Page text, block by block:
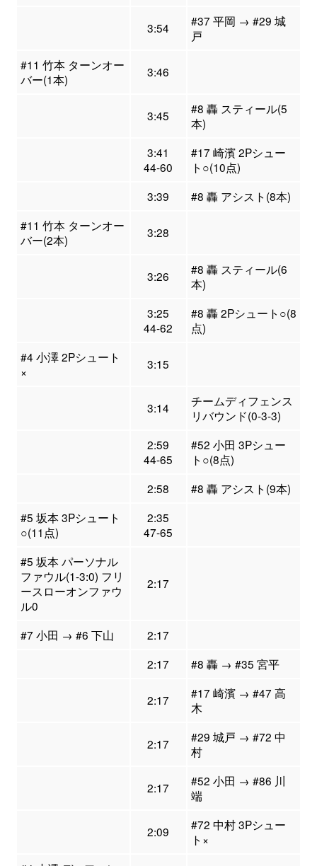
3:54
#37 平岡 → #29 城
戸
#11 竹本 ターンオー
バー(1本)
3:46
3:45
#8 轟 スティール(5
本)
3:41
44-60
#17 崎濱 2Pシュー
ト○(10点)
3:39
#8 轟 アシスト(8本)
#11 竹本 ターンオー
バー(2本)
3:28
3:26
#8 轟 スティール(6
本)
3:25
44-62
#8 轟 2Pシュート○(8
点)
#4 小澤 2Pシュート
×
3:15
3:14
チームディフェンス
リバウンド(0-3-3)
2:59
44-65
#52 小田 3Pシュー
ト○(8点)
2:58
#8 轟 アシスト(9本)
#5 坂本 3Pシュート
○(11点)
2:35
47-65
#5 坂本 パーソナル
ファウル(1-3:0) フリ
ースローオンファウ
ル0
2:17
#7 小田 → #6 下山
2:17
2:17
#8 轟 → #35 宮平
2:17
#17 崎濱 → #47 高
木
2:17
#29 城戸 → #72 中
村
2:17
#52 小田 → #86 川
端
2:09
#72 中村 3Pシュー
ト×